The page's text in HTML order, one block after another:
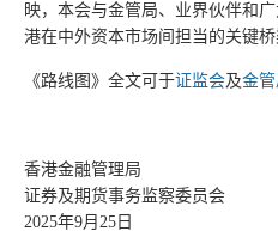
映，本会与金管局、业界伙伴和
港在中外资本市场间担当的关键桥
《路线图》全文可于证监会及金管
香港金融管理局
证券及期货事务监察委员会
2025年9月25日